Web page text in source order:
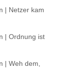
| Netzer kam
| Ordnung ist
| Weh dem,